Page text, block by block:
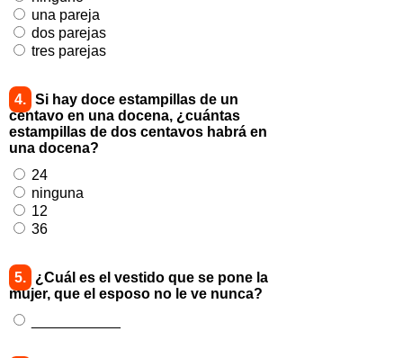
una pareja
dos parejas
tres parejas
4. Si hay doce estampillas de un
centavo en una docena, ¿cuántas
estampillas de dos centavos habrá en
una docena?
24
ninguna
12
36
5.
¿Cuál es el vestido que se pone la
mujer, que el esposo no le ve nunca?